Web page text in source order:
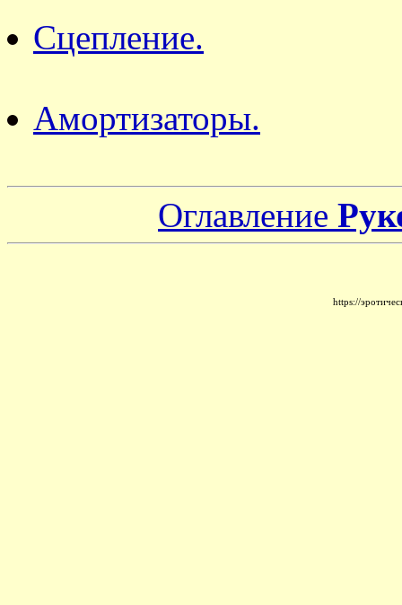
Сцепление.
Амортизаторы.
Оглавление
https://